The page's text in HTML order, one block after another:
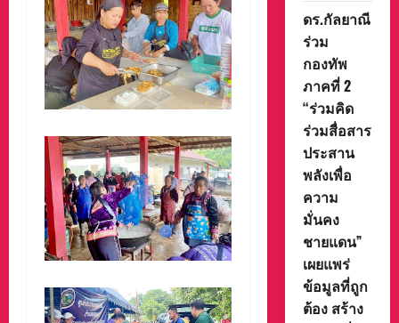
ดร.กัลยาณี
ร่วม
กองทัพ
ภาคที่ 2
“ร่วมคิด
ร่วมสื่อสาร
ประสาน
พลังเพื่อ
ความ
มั่นคง
ชายแดน”
เผยแพร่
ข้อมูลที่ถูก
ต้อง สร้าง